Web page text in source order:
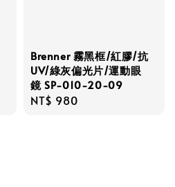
Brenner 霧黑框/紅膠/抗
UV/綠灰偏光片/運動眼
鏡 SP-010-20-09
Regular
NT$ 980